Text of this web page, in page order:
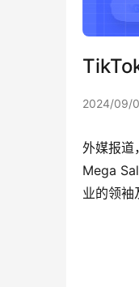
2024/09/
外媒报道
Mega
业的领袖